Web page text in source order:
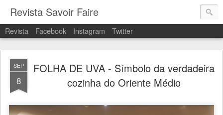
Revista Savoir Faire
Revista Facebook Instagram Twitter
SEP
8
FOLHA DE UVA - Símbolo da verdadeira
cozinha do Oriente Médio